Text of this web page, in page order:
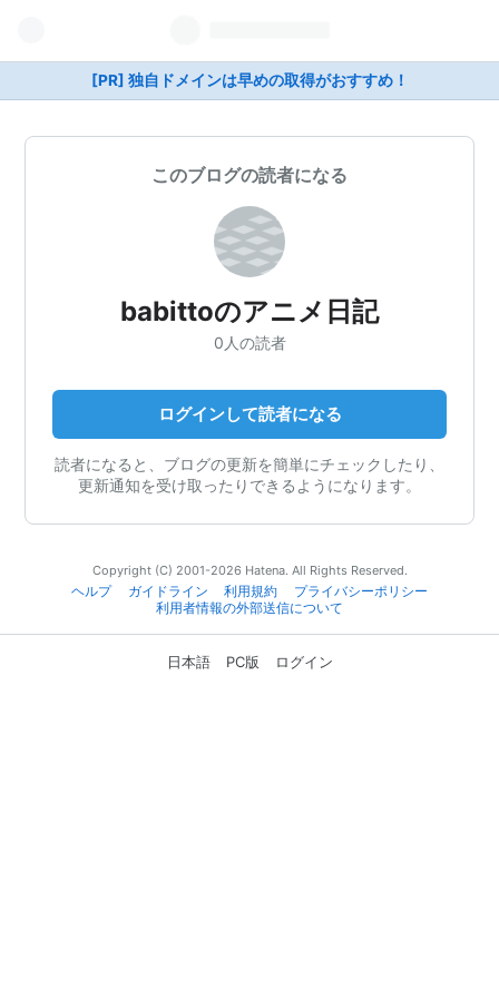
[PR] 独自ドメインは早めの取得がおすすめ！
このブログの読者になる
babittoのアニメ日記
0人の読者
ログインして読者になる
読者になると、ブログの更新を簡単にチェックしたり、
更新通知を受け取ったりできるようになります。
Copyright (C) 2001-2026 Hatena. All Rights Reserved.
ヘルプ
ガイドライン 利用規約
プライバシーポリシー
利用者情報の外部送信について
日本語 PC版 ログイン